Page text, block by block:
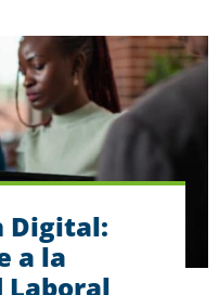
Digital:
a la
Laboral